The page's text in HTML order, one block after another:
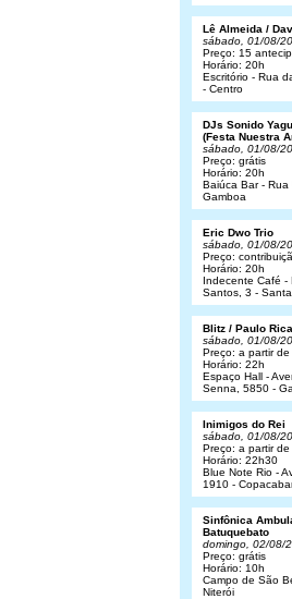
Lê Almeida /
sábado, 01/08/
Preço: 15
Horário: 20h
Escritório - Rua
- Centro
DJs Sonido
(Festa Nuestra
sábado, 01/08/
Preço: grátis
Horário: 20h
Baiúca Bar - Rua
Gamboa
Eric Dwo Trio
sábado, 01/08/
Preço:
Horário: 20h
Indecente Café -
Santos, 3 -
Blitz / Paulo
sábado, 01/08/
Preço: a partir de
Horário: 22h
Espaço Hall -
Senna, 5850 -
Inimigos do Rei
sábado, 01/08/
Preço: a partir de
Horário: 22h30
Blue Note Rio -
1910 -
Sinfônica
Batuquebato
domingo, 02/08/
Preço: grátis
Horário: 10h
Campo de São
Niterói